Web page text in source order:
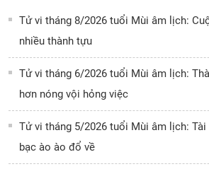
Tử vi tháng 8/2026 tuổi Mùi âm lịch:
nhiều thành tựu
Tử vi tháng 6/2026 tuổi Mùi âm lịch:
hơn nóng vội hỏng việc
Tử vi tháng 5/2026 tuổi Mùi âm lịch:
bạc ào ào đổ về